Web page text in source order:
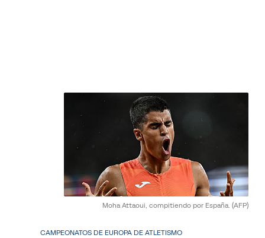
Moha Attaoui, compitiendo por España. (AFP)
CAMPEONATOS DE EUROPA DE ATLETISMO